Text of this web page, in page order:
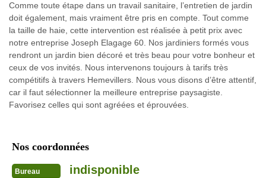
Comme toute étape dans un travail sanitaire, l’entretien de jardin
doit également, mais vraiment être pris en compte. Tout comme
la taille de haie, cette intervention est réalisée à petit prix avec
notre entreprise Joseph Elagage 60. Nos jardiniers formés vous
rendront un jardin bien décoré et très beau pour votre bonheur et
ceux de vos invités. Nous intervenons toujours à tarifs très
compétitifs à travers Hemevillers. Nous vous disons d’être attentif,
car il faut sélectionner la meilleure entreprise paysagiste.
Favorisez celles qui sont agréées et éprouvées.
Nos coordonnées
Bureau indisponible